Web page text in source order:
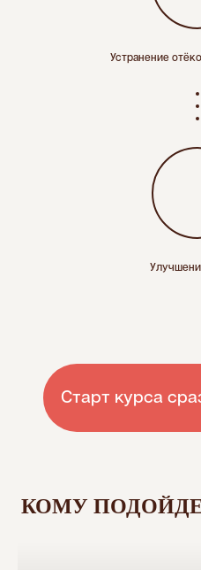
Устранение
КОМУ